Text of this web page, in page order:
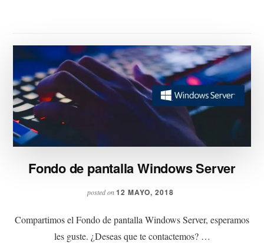
Fondo de pantalla Windows Server
posted on12 MAYO, 2018
Compartimos el Fondo de pantalla Windows Server, esperamos
les guste. ¿Deseas que te contactemos? …